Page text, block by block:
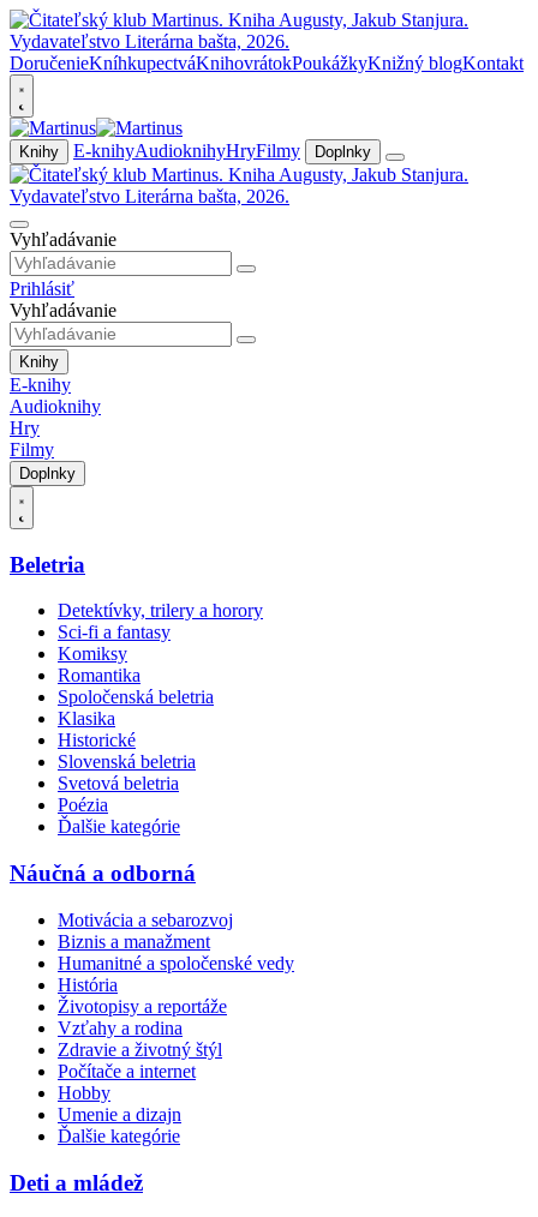
DoručenieKníhkupectváKnihovrátokPoukážkyKnižný blogKontakt
Knihy E-knihyAudioknihyHryFilmy Doplnky
Vyhľadávanie
Prihlásiť
Vyhľadávanie
Knihy
E-knihy
Audioknihy
Hry
Filmy
Doplnky
Beletria
Detektívky, trilery a horory
Sci-fi a fantasy
Komiksy
Romantika
Spoločenská beletria
Klasika
Historické
Slovenská beletria
Svetová beletria
Poézia
Ďalšie kategórie
Náučná a odborná
Motivácia a sebarozvoj
Biznis a manažment
Humanitné a spoločenské vedy
História
Životopisy a reportáže
Vzťahy a rodina
Zdravie a životný štýl
Počítače a internet
Hobby
Umenie a dizajn
Ďalšie kategórie
Deti a mládež